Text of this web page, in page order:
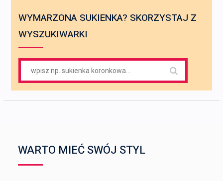
WYMARZONA SUKIENKA? SKORZYSTAJ Z
WYSZUKIWARKI
for:
WARTO MIEĆ SWÓJ STYL